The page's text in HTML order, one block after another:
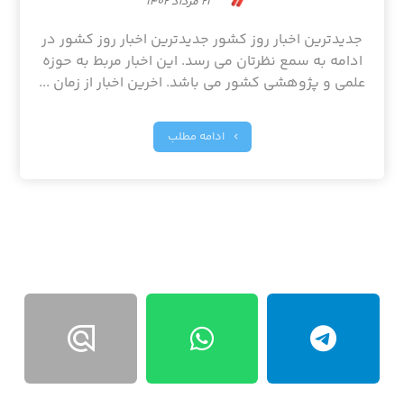
جدیدترین اخبار روز کشور جدیدترین اخبار روز کشور در
ادامه به سمع نظرتان می رسد. این اخبار مربط به حوزه
علمی و پژوهشی کشور می باشد. اخرین اخبار از زمان ...
ادامه مطلب